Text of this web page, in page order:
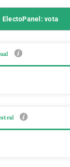
ElectoPanel: vota